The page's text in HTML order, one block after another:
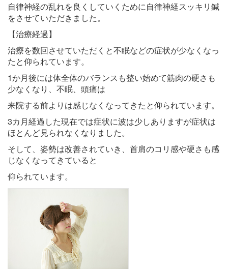
自律神経の乱れを良くしていくために自律神経スッキリ鍼
をさせていただきました。
【治療経過】
治療を数回させていただくと不眠などの症状が少なくなっ
たと仰られています。
1か月後には体全体のバランスも整い始めて筋肉の硬さも
少なくなり、不眠、頭痛は
来院する前よりは感じなくなってきたと仰られています。
3カ月経過した現在では症状に波は少しありますが症状は
ほとんど見られなくなりました。
そして、姿勢は改善されていき、首肩のコリ感や硬さも感
じなくなってきていると
仰られています。